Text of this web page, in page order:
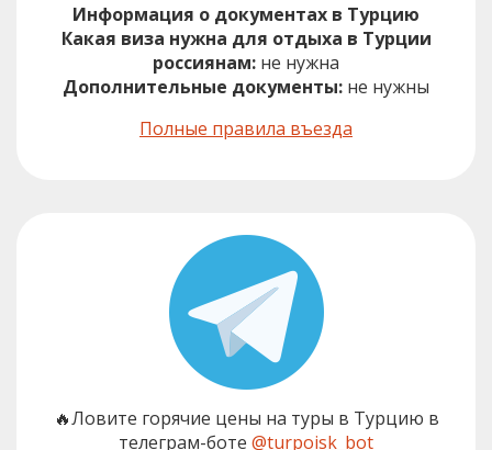
Информация о документах в Турцию
Какая виза нужна для отдыха в Турции
россиянам: не нужна
Дополнительные документы: не нужны
Полные правила въезда
🔥Ловите горячие цены на туры в Турцию в
телеграм-боте @turpoisk_bot